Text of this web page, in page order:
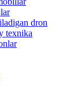
dron
texnika